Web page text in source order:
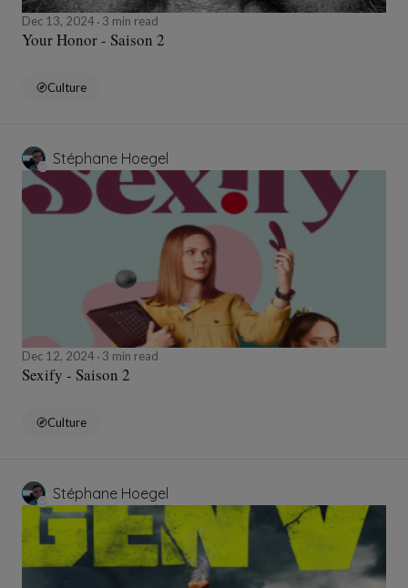
Dec 13, 2024 3 min read
Your Honor - Saison 2
Culture
Stéphane Hoegel
Dec 12, 2024 3 min read
Sexify - Saison 2
Culture
Stéphane Hoegel